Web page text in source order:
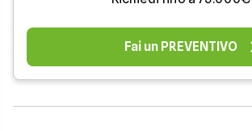
Fai un PREVENTIVO